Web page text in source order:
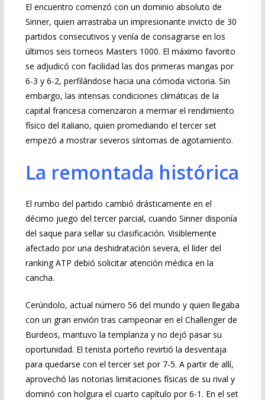
El encuentro comenzó con un dominio absoluto de
Sinner, quien arrastraba un impresionante invicto de 30
partidos consecutivos y venía de consagrarse en los
últimos seis torneos Masters 1000. El máximo favorito
se adjudicó con facilidad las dos primeras mangas por
6-3 y 6-2, perfilándose hacia una cómoda victoria. Sin
embargo, las intensas condiciones climáticas de la
capital francesa comenzaron a mermar el rendimiento
físico del italiano, quien promediando el tercer set
empezó a mostrar severos síntomas de agotamiento.
La remontada histórica
El rumbo del partido cambió drásticamente en el
décimo juego del tercer parcial, cuando Sinner disponía
del saque para sellar su clasificación. Visiblemente
afectado por una deshidratación severa, el líder del
ranking ATP debió solicitar atención médica en la
cancha.
Cerúndolo, actual número 56 del mundo y quien llegaba
con un gran envión tras campeonar en el Challenger de
Burdeos, mantuvo la templanza y no dejó pasar su
oportunidad. El tenista porteño revirtió la desventaja
para quedarse con el tercer set por 7-5. A partir de allí,
aprovechó las notorias limitaciones físicas de su rival y
dominó con holgura el cuarto capítulo por 6-1. En el set